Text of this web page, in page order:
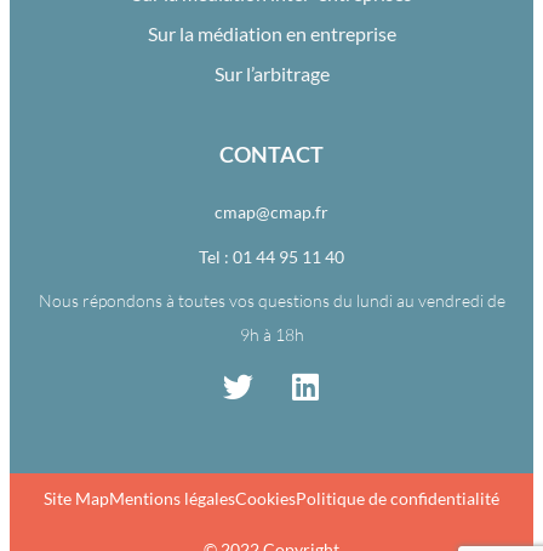
Sur la médiation en entreprise
Sur l’arbitrage
CONTACT
cmap@cmap.fr
Tel : 01 44 95 11 40
Nous répondons à toutes vos questions du lundi au vendredi de
9h à 18h
Site MapMentions légalesCookiesPolitique de confidentialité